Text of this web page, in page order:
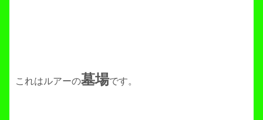
これはルアーの墓場です。